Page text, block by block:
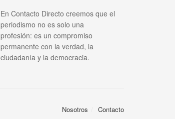
En Contacto Directo creemos que el
periodismo no es solo una
profesión: es un compromiso
permanente con la verdad, la
ciudadanía y la democracia.
Nosotros Contacto